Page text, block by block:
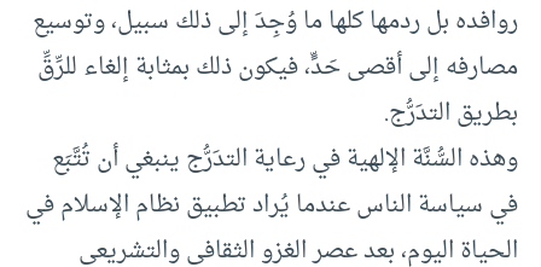
روافده بل ردمها كلها ما وُجِدَ إلى ذلك سبيل، وتوسيع
مصارفه إلى أقصى حَدٍّ، فيكون ذلك بمثابة إلغاء للرِّقِّ
بطريق التدَرُّج.
وهذه السُّنَّة الإلهية في رعاية التدَرُّج ينبغي أن تُتَّبَع
في سياسة الناس عندما يُراد تطبيق نظام الإسلام في
الحياة اليوم، بعد عصر الغزو الثقافي والتشريعي